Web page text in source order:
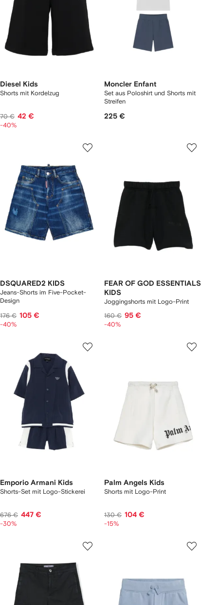
Diesel Kids
Shorts mit Kordelzug
70 € 42 €
-40%
Moncler Enfant
Set aus Poloshirt und Shorts mit
Streifen
225 €
DSQUARED2 KIDS
Jeans-Shorts im Five-Pocket-
Design
176 € 105 €
-40%
FEAR OF GOD ESSENTIALS
KIDS
Joggingshorts mit Logo-Print
160 € 95 €
-40%
Emporio Armani Kids
Shorts-Set mit Logo-Stickerei
676 € 447 €
-30%
Palm Angels Kids
Shorts mit Logo-Print
130 € 104 €
-15%